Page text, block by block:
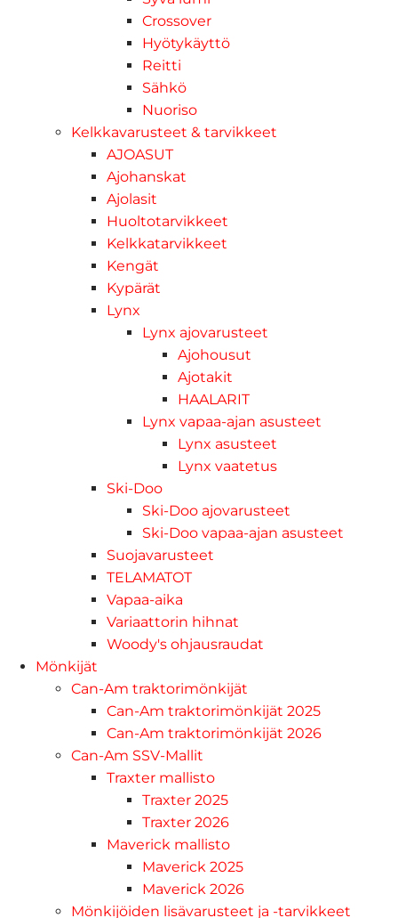
Crossover
Hyötykäyttö
Reitti
Sähkö
Nuoriso
Kelkkavarusteet & tarvikkeet
AJOASUT
Ajohanskat
Ajolasit
Huoltotarvikkeet
Kelkkatarvikkeet
Kengät
Kypärät
Lynx
Lynx ajovarusteet
Ajohousut
Ajotakit
HAALARIT
Lynx vapaa-ajan asusteet
Lynx asusteet
Lynx vaatetus
Ski-Doo
Ski-Doo ajovarusteet
Ski-Doo vapaa-ajan asusteet
Suojavarusteet
TELAMATOT
Vapaa-aika
Variaattorin hihnat
Woody's ohjausraudat
Mönkijät
Can-Am traktorimönkijät
Can-Am traktorimönkijät 2025
Can-Am traktorimönkijät 2026
Can-Am SSV-Mallit
Traxter mallisto
Traxter 2025
Traxter 2026
Maverick mallisto
Maverick 2025
Maverick 2026
Mönkijöiden lisävarusteet ja -tarvikkeet